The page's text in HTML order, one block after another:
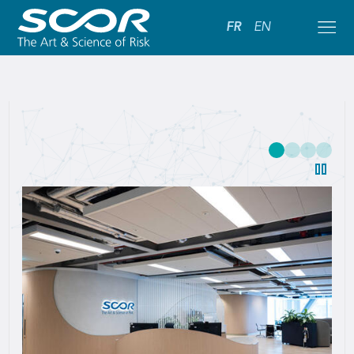
FR EN
SCOR:
Leading
Global
Reinsurance
Solutions